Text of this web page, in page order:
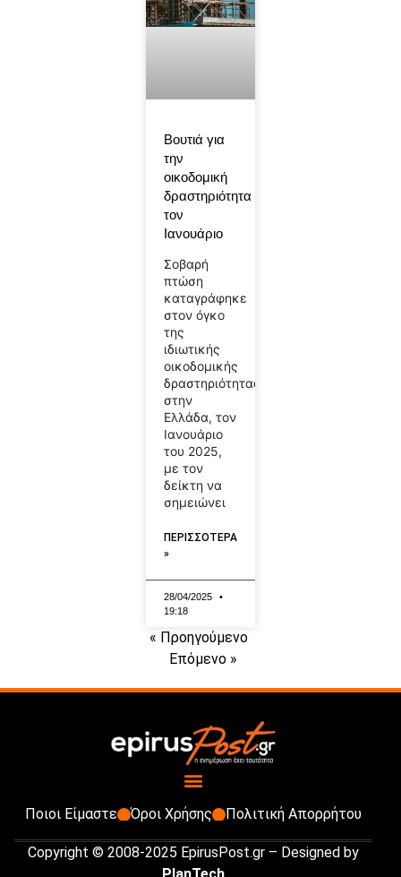
Βουτιά για
την
οικοδομική
δραστηριότητα
τον
Ιανουάριο
Σοβαρή
πτώση
καταγράφηκε
στον όγκο
της
ιδιωτικής
οικοδομικής
δραστηριότητας
στην
Ελλάδα, τον
Ιανουάριο
του 2025,
με τον
δείκτη να
σημειώνει
ΠΕΡΙΣΣΟΤΕΡΑ
»
28/04/2025
19:18
« Προηγούμενο
Επόμενο »
Ποιοι Είμαστε Όροι Χρήσης Πολιτική Απορρήτου
Copyright © 2008-2025 EpirusPost.gr – Designed by